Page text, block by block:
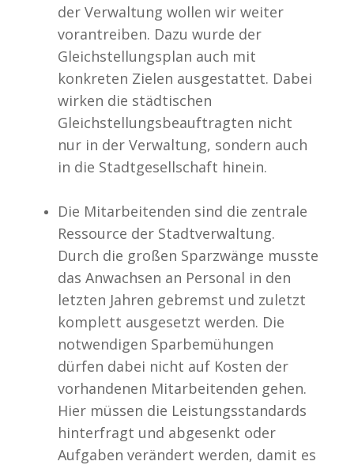
der Verwaltung wollen wir weiter
vorantreiben. Dazu wurde der
Gleichstellungsplan auch mit
konkreten Zielen ausgestattet. Dabei
wirken die städtischen
Gleichstellungsbeauftragten nicht
nur in der Verwaltung, sondern auch
in die Stadtgesellschaft hinein.
Die Mitarbeitenden sind die zentrale
Ressource der Stadtverwaltung.
Durch die großen Sparzwänge musste
das Anwachsen an Personal in den
letzten Jahren gebremst und zuletzt
komplett ausgesetzt werden. Die
notwendigen Sparbemühungen
dürfen dabei nicht auf Kosten der
vorhandenen Mitarbeitenden gehen.
Hier müssen die Leistungsstandards
hinterfragt und abgesenkt oder
Aufgaben verändert werden, damit es